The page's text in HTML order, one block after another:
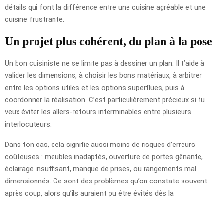
détails qui font la différence entre une cuisine agréable et une
cuisine frustrante.
Un projet plus cohérent, du plan à la pose
Un bon cuisiniste ne se limite pas à dessiner un plan. Il t’aide à
valider les dimensions, à choisir les bons matériaux, à arbitrer
entre les options utiles et les options superflues, puis à
coordonner la réalisation. C’est particulièrement précieux si tu
veux éviter les allers-retours interminables entre plusieurs
interlocuteurs.
Dans ton cas, cela signifie aussi moins de risques d’erreurs
coûteuses : meubles inadaptés, ouverture de portes gênante,
éclairage insuffisant, manque de prises, ou rangements mal
dimensionnés. Ce sont des problèmes qu’on constate souvent
après coup, alors qu’ils auraient pu être évités dès la